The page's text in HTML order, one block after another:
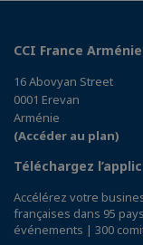
CCI France Arménie
16 Abovyan Street
0001 Erevan
Arménie
(Accéder au plan)
Téléchargez
Accélérez votre
françaises dans 95
événements | 300